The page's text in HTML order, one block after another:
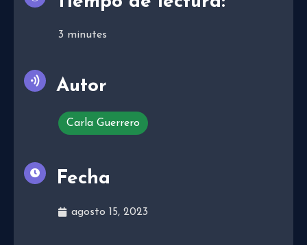
3 minutes
Autor
Carla Guerrero
Fecha
agosto 15, 2023